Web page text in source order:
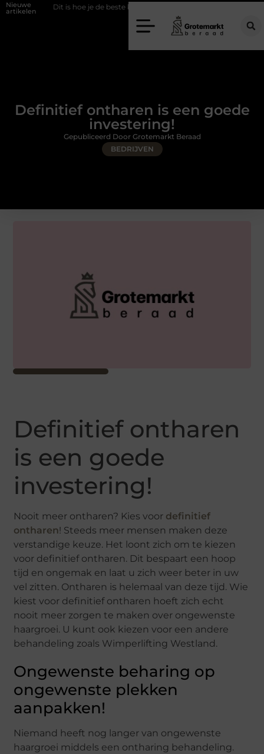
Nieuwe
artikelen
is hoe je de beste kapper in Arnhem kunt vinden
Definitief ontharen is een goede
investering!
BEDRIJVEN
Gepubliceerd Door Grotemarkt Beraad
Definitief ontharen
is een goede
investering!
Nooit meer ontharen? Kies voor definitief
ontharen! Steeds meer mensen maken deze
verstandige keuze. Het loont zich om te kiezen
voor definitief ontharen. Dit bespaart een hoop
tijd en ongemak en laat u zich weer beter in uw
vel zitten. Ontharen is helemaal van deze tijd. Wie
kiest voor definitief ontharen hoeft zich echt
nooit meer zorgen te maken over ongewenste
haargroei. U kunt ook kiezen voor een andere
behandeling zoals Wimperlifting Westland.
Ongewenste beharing op
ongewenste plekken
aanpakken!
Niemand heeft nog langer van ongewenste
haargroei middels een ontharing behandeling.